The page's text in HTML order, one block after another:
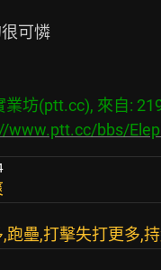
可憐
業坊(ptt.cc), 來自:
www.ptt.cc/bbs/
跑壘,打擊失打更多,